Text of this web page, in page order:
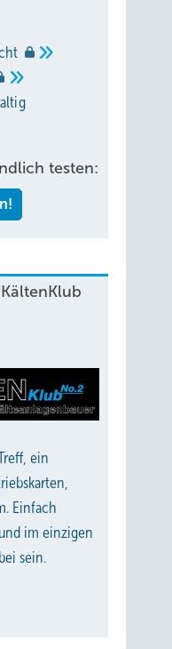
testen:
ein
Einfach
im einzigen
sein.